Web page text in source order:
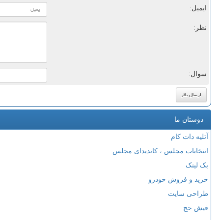
ایمیل:
نظر:
سوال:
دوستان ما
آتلیه دات کام
انتخابات مجلس ، کاندیدای مجلس
بک لینک
خرید و فروش خودرو
طراحی سایت
فیش حج